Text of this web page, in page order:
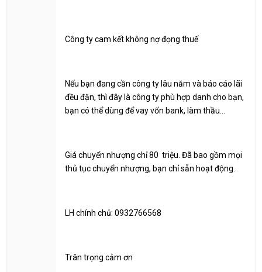
Công ty cam kết không nợ đọng thuế
Nếu bạn đang cần công ty lâu năm và báo cáo lãi
đều đặn, thì đây là công ty phù hợp danh cho bạn,
bạn có thể dùng để vay vốn bank, làm thầu...
Giá chuyển nhượng chỉ 80 triệu. Đã bao gồm mọi
thủ tục chuyển nhượng, bạn chỉ sẵn hoạt động.
LH chính chủ: 0932766568
Trân trọng cảm ơn